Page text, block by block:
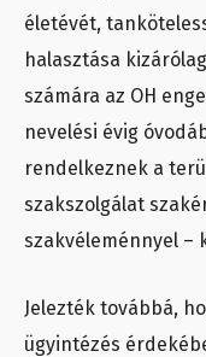
életévét,
halasztása
számára az OH
nevelési évig
rendelkeznek a
szakszolgálat
szakvéleménnyel –
Jelezték továbbá,
ügyintézés